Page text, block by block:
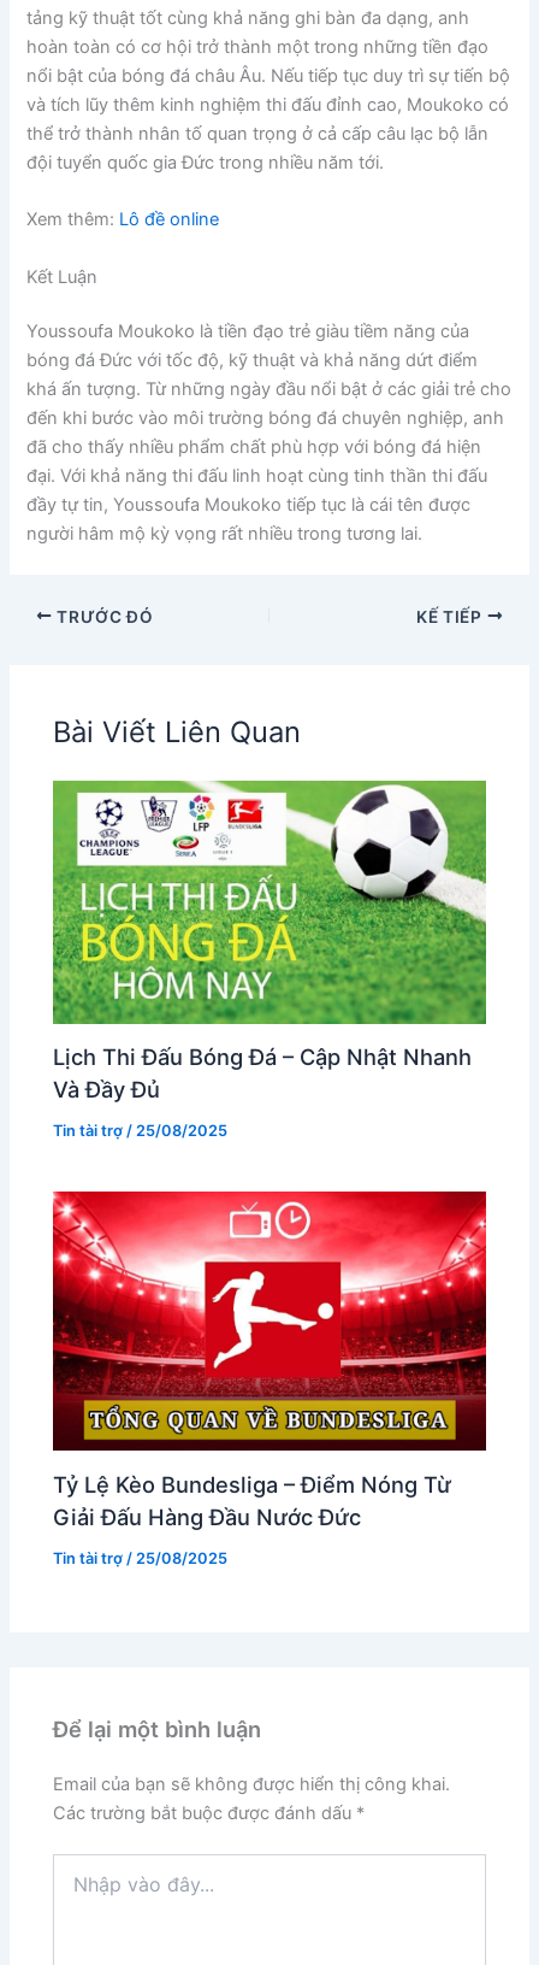
tảng kỹ thuật tốt cùng khả năng ghi bàn đa dạng, anh
hoàn toàn có cơ hội trở thành một trong những tiền đạo
nổi bật của bóng đá châu Âu. Nếu tiếp tục duy trì sự tiến bộ
và tích lũy thêm kinh nghiệm thi đấu đỉnh cao, Moukoko có
thể trở thành nhân tố quan trọng ở cả cấp câu lạc bộ lẫn
đội tuyển quốc gia Đức trong nhiều năm tới.
Xem thêm: Lô đề online
Kết Luận
Youssoufa Moukoko là tiền đạo trẻ giàu tiềm năng của
bóng đá Đức với tốc độ, kỹ thuật và khả năng dứt điểm
khá ấn tượng. Từ những ngày đầu nổi bật ở các giải trẻ cho
đến khi bước vào môi trường bóng đá chuyên nghiệp, anh
đã cho thấy nhiều phẩm chất phù hợp với bóng đá hiện
đại. Với khả năng thi đấu linh hoạt cùng tinh thần thi đấu
đầy tự tin, Youssoufa Moukoko tiếp tục là cái tên được
người hâm mộ kỳ vọng rất nhiều trong tương lai.
TRƯỚC ĐÓ KẾ TIẾP
Bài Viết Liên Quan
Lịch Thi Đấu Bóng Đá – Cập Nhật Nhanh
Và Đầy Đủ
Tin tài trợ /25/08/2025
Tỷ Lệ Kèo Bundesliga – Điểm Nóng Từ
Giải Đấu Hàng Đầu Nước Đức
Tin tài trợ / 25/08/2025
Để lại một bình luận
Email của bạn sẽ không được hiển thị công khai.
Các trường bắt buộc được đánh dấu *
vào